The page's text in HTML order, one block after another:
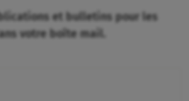
et bulletins pour les
votre boîte mail.